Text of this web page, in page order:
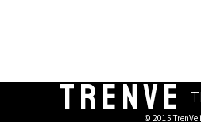
TRENVE
© 2015 TrenVe